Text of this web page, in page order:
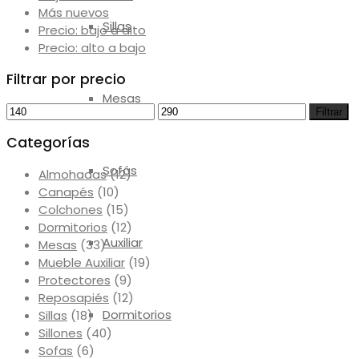
Sillas
Mesas
Sofás
Auxiliar
Dormitorios
Más nuevos
Precio: bajo a alto
Precio: alto a bajo
Filtrar por precio
Precio
Precio
Filtrar
Categorías
Almohadas(12)
Canapés (10)
Colchones (15)
Dormitorios (12)
Mesas (33)
Mueble Auxiliar (19)
Protectores (9)
Reposapiés (12)
Sillas (18)
Sillones (40)
Sofas (6)